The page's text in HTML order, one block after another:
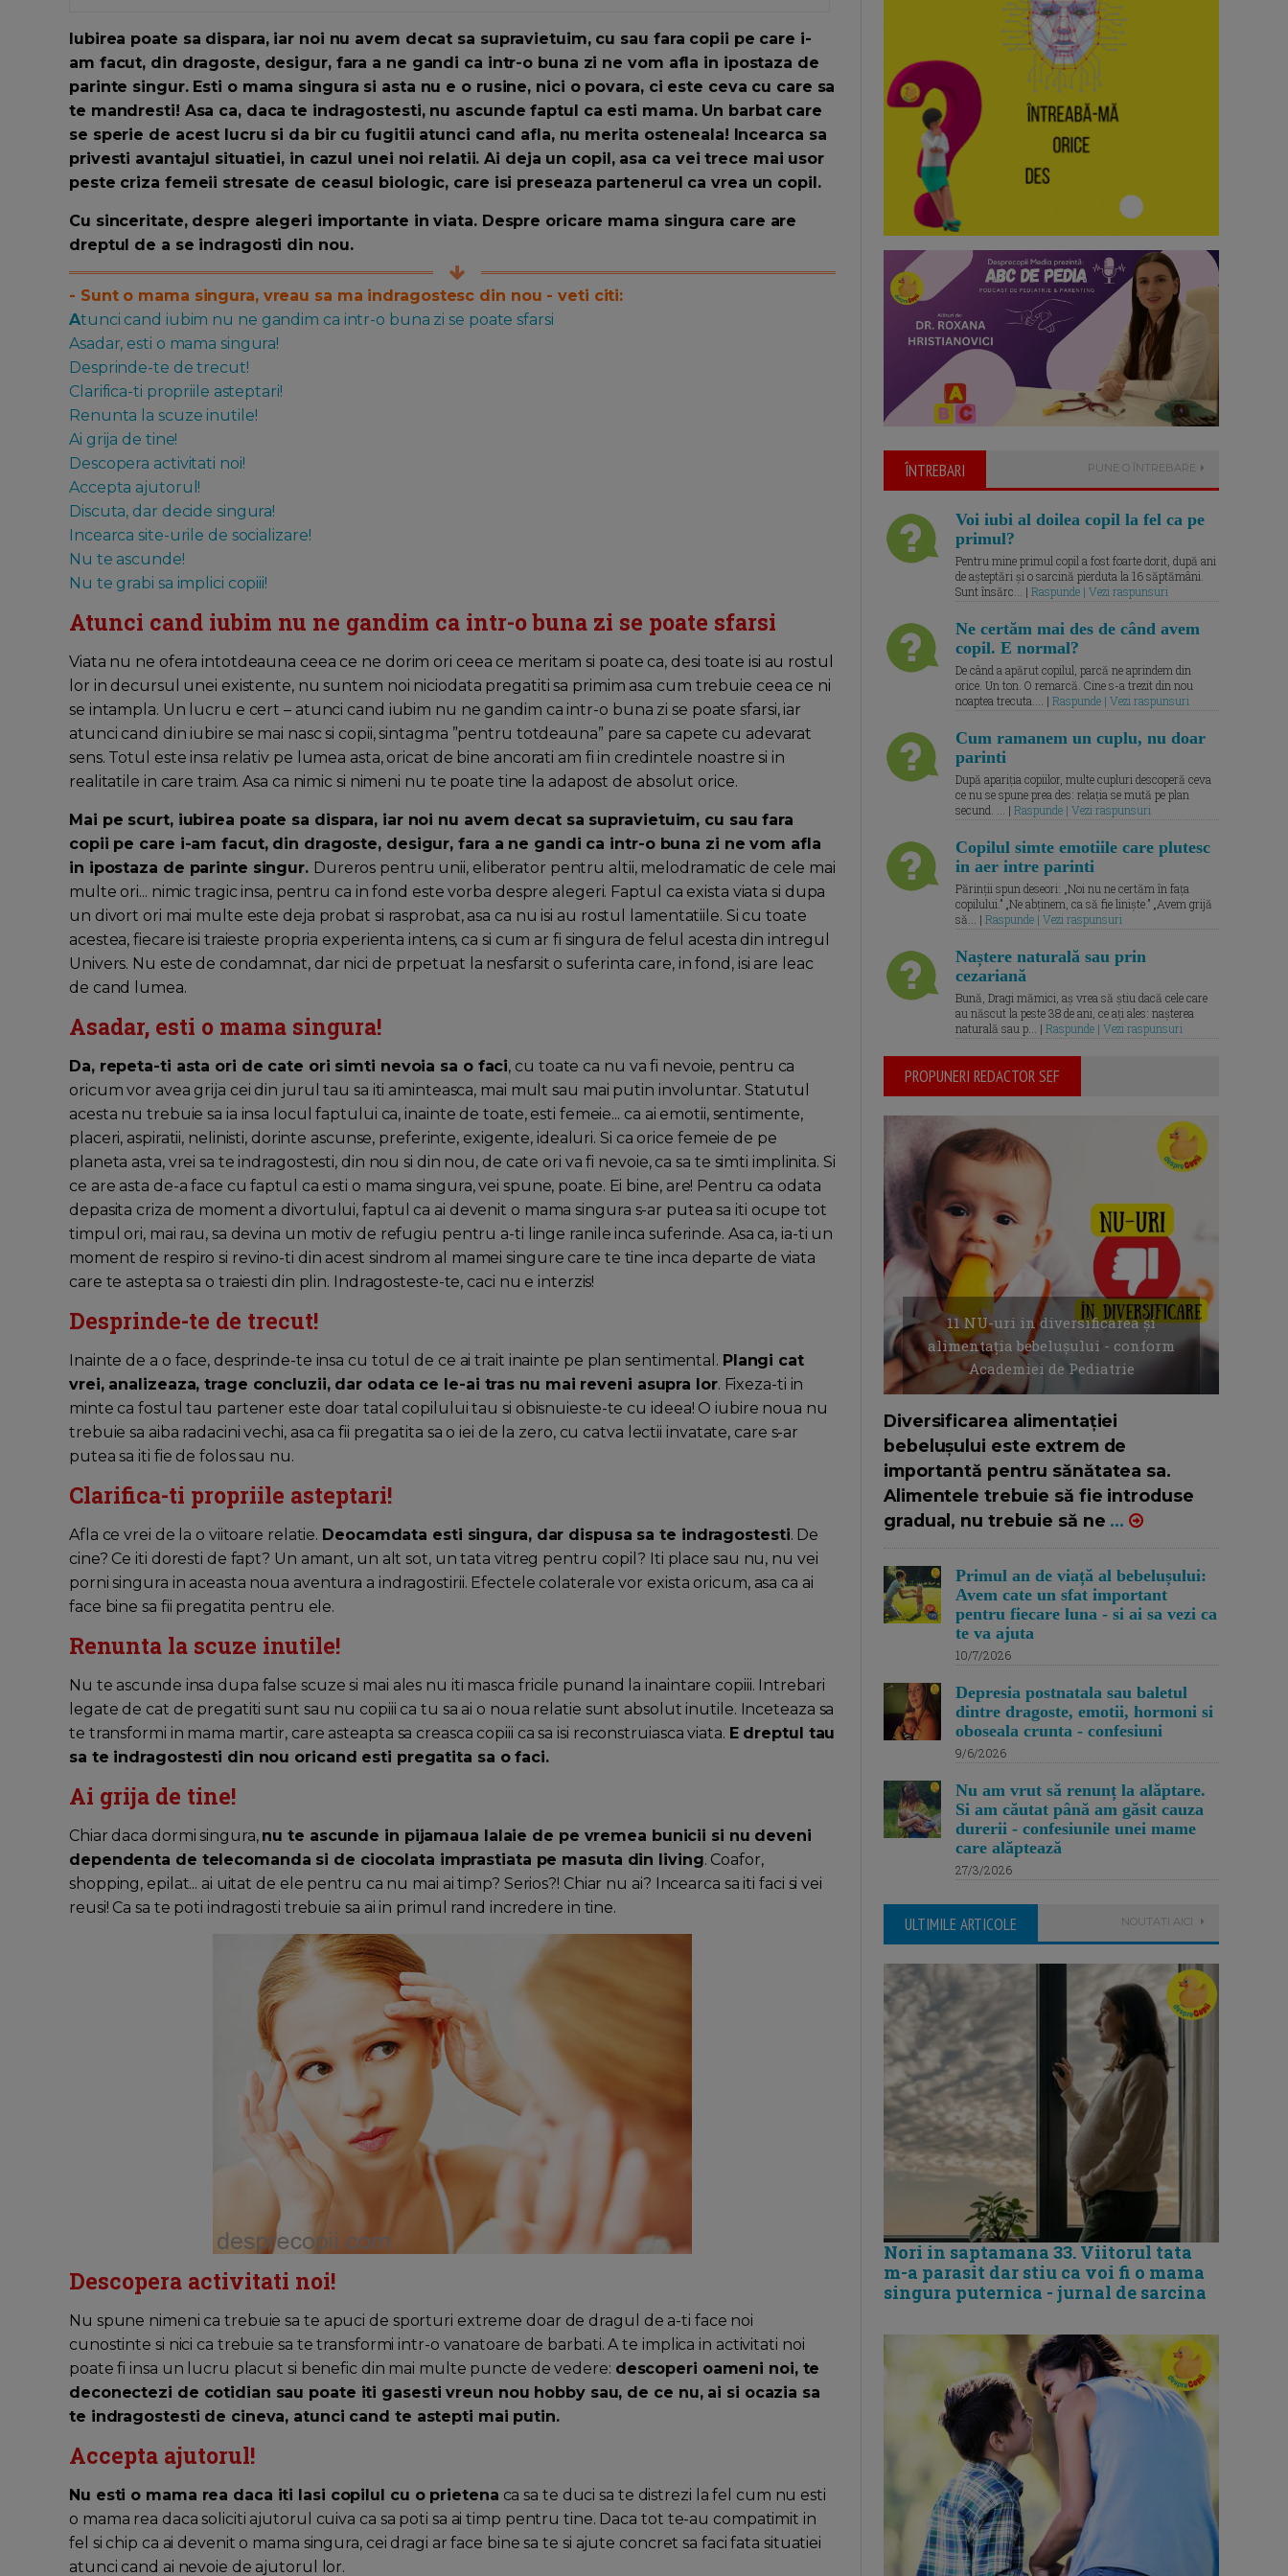
Iubirea poate sa dispara, iar noi nu avem decat sa supravietuim, cu sau fara copii pe care i-
am facut, din dragoste, desigur, fara a ne gandi ca intr-o buna zi ne vom afla in ipostaza de
parinte singur. Esti o mama singura si asta nu e o rusine, nici o povara, ci este ceva cu care sa
te mandresti! Asa ca, daca te indragostesti, nu ascunde faptul ca esti mama. Un barbat care
se sperie de acest lucru si da bir cu fugitii atunci cand afla, nu merita osteneala! Incearca sa
privesti avantajul situatiei, in cazul unei noi relatii. Ai deja un copil, asa ca vei trece mai usor
peste criza femeii stresate de ceasul biologic, care isi preseaza partenerul ca vrea un copil.
Cu sinceritate, despre alegeri importante in viata. Despre oricare mama singura care are
dreptul de a se indragosti din nou.
- Sunt o mama singura, vreau sa ma indragostesc din nou - veti citi:
Atunci cand iubim nu ne gandim ca intr-o buna zi se poate sfarsi
Asadar, esti o mama singura!
Desprinde-te de trecut!
Clarifica-ti propriile asteptari!
Renunta la scuze inutile!
Ai grija de tine!
Descopera activitati noi!
Accepta ajutorul!
Discuta, dar decide singura!
Incearca site-urile de socializare!
Nu te ascunde!
Nu te grabi sa implici copiii!
Atunci cand iubim nu ne gandim ca intr-o buna zi se poate sfarsi
Viata nu ne ofera intotdeauna ceea ce ne dorim ori ceea ce meritam si poate ca, desi toate isi au rostul
lor in decursul unei existente, nu suntem noi niciodata pregatiti sa primim asa cum trebuie ceea ce ni
se intampla. Un lucru e cert – atunci cand iubim nu ne gandim ca intr-o buna zi se poate sfarsi, iar
atunci cand din iubire se mai nasc si copii, sintagma ”pentru totdeauna” pare sa capete cu adevarat
sens. Totul este insa relativ pe lumea asta, oricat de bine ancorati am fi in credintele noastre si in
realitatile in care traim. Asa ca nimic si nimeni nu te poate tine la adapost de absolut orice.
Mai pe scurt, iubirea poate sa dispara, iar noi nu avem decat sa supravietuim, cu sau fara
copii pe care i-am facut, din dragoste, desigur, fara a ne gandi ca intr-o buna zi ne vom afla
in ipostaza de parinte singur. Dureros pentru unii, eliberator pentru altii, melodramatic de cele mai
multe ori... nimic tragic insa, pentru ca in fond este vorba despre alegeri. Faptul ca exista viata si dupa
un divort ori mai multe este deja probat si rasprobat, asa ca nu isi au rostul lamentatiile. Si cu toate
acestea, fiecare isi traieste propria experienta intens, ca si cum ar fi singura de felul acesta din intregul
Univers. Nu este de condamnat, dar nici de prpetuat la nesfarsit o suferinta care, in fond, isi are leac
de cand lumea.
Asadar, esti o mama singura!
Da, repeta-ti asta ori de cate ori simti nevoia sa o faci, cu toate ca nu va fi nevoie, pentru ca
oricum vor avea grija cei din jurul tau sa iti aminteasca, mai mult sau mai putin involuntar. Statutul
acesta nu trebuie sa ia insa locul faptului ca, inainte de toate, esti femeie... ca ai emotii, sentimente,
placeri, aspiratii, nelinisti, dorinte ascunse, preferinte, exigente, idealuri. Si ca orice femeie de pe
planeta asta, vrei sa te indragostesti, din nou si din nou, de cate ori va fi nevoie, ca sa te simti implinita. Si
ce are asta de-a face cu faptul ca esti o mama singura, vei spune, poate. Ei bine, are! Pentru ca odata
depasita criza de moment a divortului, faptul ca ai devenit o mama singura s-ar putea sa iti ocupe tot
timpul ori, mai rau, sa devina un motiv de refugiu pentru a-ti linge ranile inca suferinde. Asa ca, ia-ti un
moment de respiro si revino-ti din acest sindrom al mamei singure care te tine inca departe de viata
care te astepta sa o traiesti din plin. Indragosteste-te, caci nu e interzis!
Desprinde-te de trecut!
Inainte de a o face, desprinde-te insa cu totul de ce ai trait inainte pe plan sentimental. Plangi cat
vrei, analizeaza, trage concluzii, dar odata ce le-ai tras nu mai reveni asupra lor. Fixeza-ti in
minte ca fostul tau partener este doar tatal copilului tau si obisnuieste-te cu ideea! O iubire noua nu
trebuie sa aiba radacini vechi, asa ca fii pregatita sa o iei de la zero, cu catva lectii invatate, care s-ar
putea sa iti fie de folos sau nu.
Clarifica-ti propriile asteptari!
Afla ce vrei de la o viitoare relatie. Deocamdata esti singura, dar dispusa sa te indragostesti. De
cine? Ce iti doresti de fapt? Un amant, un alt sot, un tata vitreg pentru copil? Iti place sau nu, nu vei
porni singura in aceasta noua aventura a indragostirii. Efectele colaterale vor exista oricum, asa ca ai
face bine sa fii pregatita pentru ele.
Renunta la scuze inutile!
Nu te ascunde insa dupa false scuze si mai ales nu iti masca fricile punand la inaintare copiii. Intrebari
legate de cat de pregatiti sunt sau nu copiii ca tu sa ai o noua relatie sunt absolut inutile. Inceteaza sa
te transformi in mama martir, care asteapta sa creasca copiii ca sa isi reconstruiasca viata. E dreptul tau
sa te indragostesti din nou oricand esti pregatita sa o faci.
Ai grija de tine!
Chiar daca dormi singura, nu te ascunde in pijamaua lalaie de pe vremea bunicii si nu deveni
dependenta de telecomanda si de ciocolata imprastiata pe masuta din living. Coafor,
shopping, epilat... ai uitat de ele pentru ca nu mai ai timp? Serios?! Chiar nu ai? Incearca sa iti faci si vei
reusi! Ca sa te poti indragosti trebuie sa ai in primul rand incredere in tine.
Descopera activitati noi!
Nu spune nimeni ca trebuie sa te apuci de sporturi extreme doar de dragul de a-ti face noi
cunostinte si nici ca trebuie sa te transformi intr-o vanatoare de barbati. A te implica in activitati noi
poate fi insa un lucru placut si benefic din mai multe puncte de vedere: descoperi oameni noi, te
deconectezi de cotidian sau poate iti gasesti vreun nou hobby sau, de ce nu, ai si ocazia sa
te indragostesti de cineva, atunci cand te astepti mai putin.
Accepta ajutorul!
Nu esti o mama rea daca iti lasi copilul cu o prietena ca sa te duci sa te distrezi la fel cum nu esti
o mama rea daca soliciti ajutorul cuiva ca sa poti sa ai timp pentru tine. Daca tot te-au compatimit in
fel si chip ca ai devenit o mama singura, cei dragi ar face bine sa te si ajute concret sa faci fata situatiei
atunci cand ai nevoie de ajutorul lor.
ÎNTREBARI PUNE O ÎNTREBARE
Voi iubi al doilea copil la fel ca pe
primul?
Pentru mine primul copil a fost foarte dorit, după ani
de așteptări și o sarcină pierduta la 16 săptămâni.
Sunt însărc... | Raspunde | Vezi raspunsuri
Ne certăm mai des de când avem
copil. E normal?
De când a apărut copilul, parcă ne aprindem din
orice. Un ton. O remarcă. Cine s-a trezit din nou
noaptea trecuta.... | Raspunde | Vezi raspunsuri
Cum ramanem un cuplu, nu doar
parinti
După apariția copiilor, multe cupluri descoperă ceva
ce nu se spune prea des: relația se mută pe plan
secund. ... | Raspunde | Vezi raspunsuri
Copilul simte emotiile care plutesc
in aer intre parinti
Părinții spun deseori: „Noi nu ne certăm în fața
copilului.” „Ne abținem, ca să fie liniște.” „Avem grijă
să... | Raspunde | Vezi raspunsuri
Naștere naturală sau prin
cezariană
Bună, Dragi mămici, aș vrea să știu dacă cele care
au născut la peste 38 de ani, ce ați ales: nașterea
naturală sau p... | Raspunde | Vezi raspunsuri
PROPUNERI REDACTOR SEF
11 NU-uri in diversificarea și
alimentația bebelușului - conform
Academiei de Pediatrie
Diversificarea alimentației
bebelușului este extrem de
importantă pentru sănătatea sa.
Alimentele trebuie să fie introduse
gradual, nu trebuie să ne ...
Primul an de viață al bebelușului:
Avem cate un sfat important
pentru fiecare luna - si ai sa vezi ca
te va ajuta
10/7/2026
Depresia postnatala sau baletul
dintre dragoste, emotii, hormoni si
oboseala crunta - confesiuni
9/6/2026
Nu am vrut să renunț la alăptare.
Si am căutat până am găsit cauza
durerii - confesiunile unei mame
care alăptează
27/3/2026
ULTIMILE ARTICOLE NOUTATI AICI
Nori in saptamana 33. Viitorul tata
m-a parasit dar stiu ca voi fi o mama
singura puternica - jurnal de sarcina